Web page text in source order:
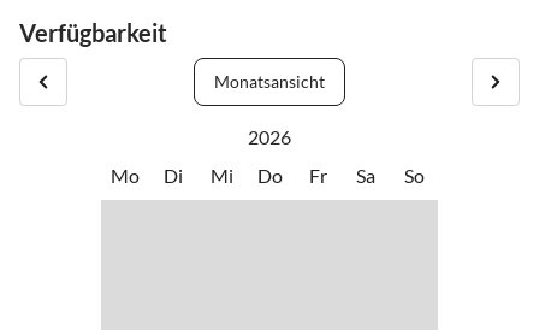
Verfügbarkeit
Monatsansicht
2026
Mo
Di Mi Do Fr Sa So